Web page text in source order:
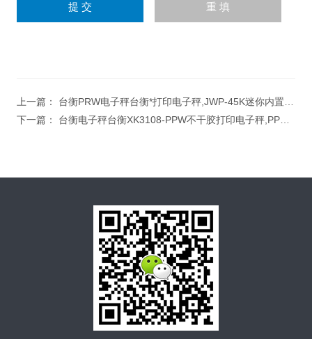
上一篇： 台衡PRW电子秤台衡*打印电子秤,JWP-45K迷你内置打印电子桌称
下一篇： 台衡电子秤台衡XK3108-PPW不干胶打印电子秤,PPW-15K电子台秤